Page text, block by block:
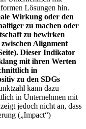
Lösungen hin.
Wirkung oder den
zu machen oder
zu bewirken
Alignment
Dieser Indikator
mit ihren Werten
in
zu den SDGs
kann dazu
in Unternehmen mit
jedoch nicht an, dass
(„Impact“)